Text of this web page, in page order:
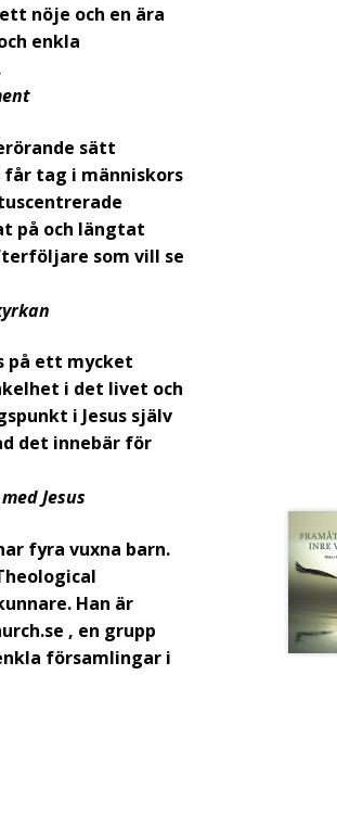
nöje och en ära
enkla
sätt
får tag i människors
på och längtat
som vill se
på ett mycket
i det livet och
i Jesus själv
det innebär för
Jesus
fyra vuxna barn.
Han är
, en grupp
församlingar i